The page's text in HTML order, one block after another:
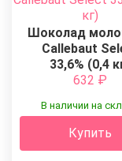
Шоколад
Callebaut
33,6% (0,4
632 ₽
В наличии на
Купить